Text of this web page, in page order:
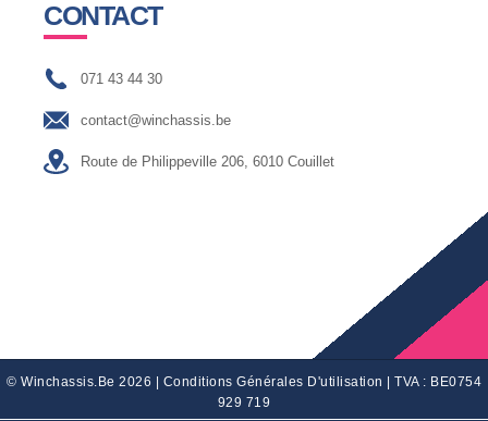
CONTACT
071 43 44 30
contact@winchassis.be
Route de Philippeville 206, 6010 Couillet
© Winchassis.be 2026 | Conditions Générales D'utilisation
| TVA : BE0754
929 719